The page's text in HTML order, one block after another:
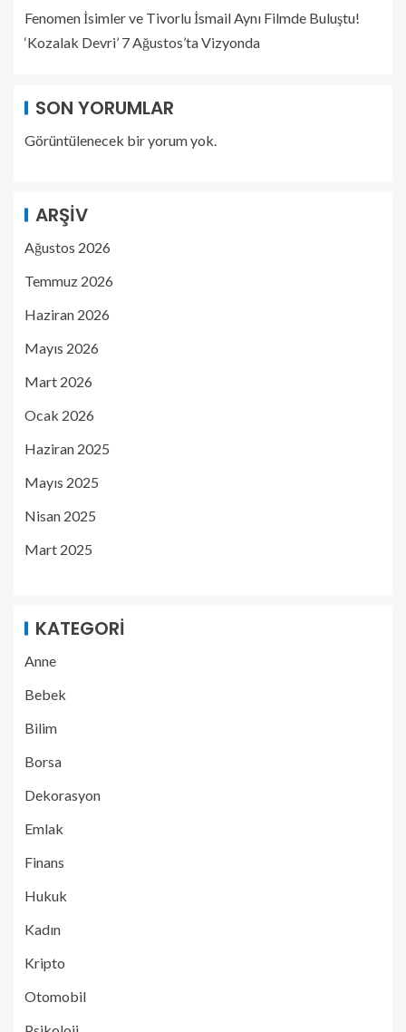
Fenomen İsimler ve Tivorlu İsmail Aynı Filmde Buluştu!
‘Kozalak Devri’ 7 Ağustos’ta Vizyonda
SON YORUMLAR
Görüntülenecek bir yorum yok.
ARŞIV
Ağustos 2026
Temmuz 2026
Haziran 2026
Mayıs 2026
Mart 2026
Ocak 2026
Haziran 2025
Mayıs 2025
Nisan 2025
Mart 2025
KATEGORI
Anne
Bebek
Bilim
Borsa
Dekorasyon
Emlak
Finans
Hukuk
Kadın
Kripto
Otomobil